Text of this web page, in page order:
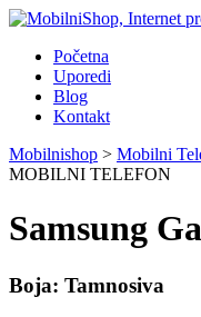
Početna
Uporedi
Blog
Kontakt
Mobilnishop > Mobilni
MOBILNI TELEFON
Samsung
Boja: Tamnosiva